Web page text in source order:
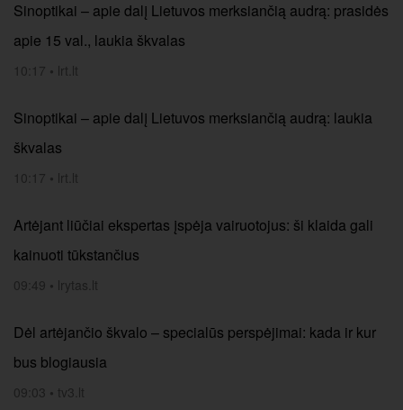
Sinoptikai – apie dalį Lietuvos merksiančią audrą: prasidės
apie 15 val., laukia škvalas
10:17 • lrt.lt
Sinoptikai – apie dalį Lietuvos merksiančią audrą: laukia
škvalas
10:17 • lrt.lt
Artėjant liūčiai ekspertas įspėja vairuotojus: ši klaida gali
kainuoti tūkstančius
09:49 • lrytas.lt
Dėl artėjančio škvalo – specialūs perspėjimai: kada ir kur
bus blogiausia
09:03 • tv3.lt